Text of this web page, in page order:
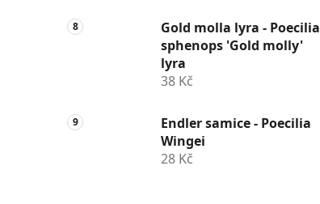
Gold molla lyra - Poecilia
sphenops 'Gold molly'
lyra
38 Kč
Endler samice - Poecilia
Wingei
28 Kč